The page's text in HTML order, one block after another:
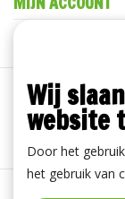
Algemene
Wij
website
Door het
het gebruik van